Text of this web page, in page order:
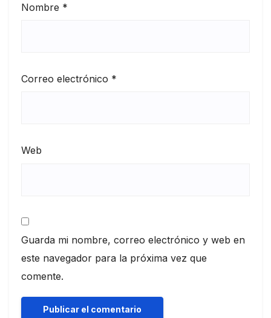
Nombre *
Correo electrónico *
Web
Guarda mi nombre, correo electrónico y web en
este navegador para la próxima vez que
comente.